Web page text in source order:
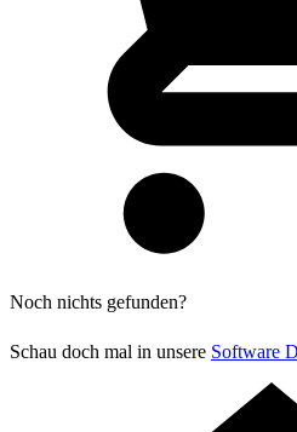
Noch nichts gefunden?
Schau doch mal in unsere Software